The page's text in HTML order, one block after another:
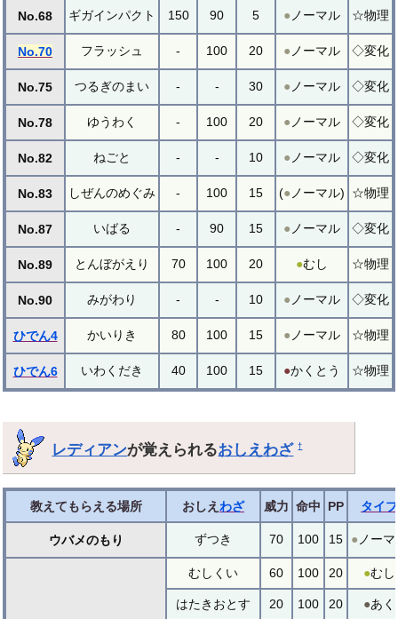
No.68 ギガインパクト 150 90 5 ● ノーマル ☆物理
No.70 フラッシュ - 100 20 ● ノーマル ◇変化
No.75 つるぎのまい - - 30 ● ノーマル ◇変化
No.78 ゆうわく - 100 20 ● ノーマル ◇変化
No.82 ねごと - - 10 ● ノーマル ◇変化
No.83 しぜんのめぐみ - 100 15 (● ノーマル) ☆物理
No.87 いばる - 90 15 ● ノーマル ◇変化
No.89 とんぼがえり 70 100 20 ●むし ☆物理
No.90 みがわり - - 10 ● ノーマル ◇変化
ひでん4 かいりき 80 100 15 ● ノーマル ☆物理
ひでん6 いわくだき 40 100 15 ●かくとう ☆物理
レディアンが覚えられるおしえわざ †
教えてもらえる場所 おしえ わざ 威力 命中 PP タイプ
ウバメのもり ずつき 70 100 15 ● ノー
むしくい 60 100 20 ●むし
はたきおとす 20 100 20 ●あく